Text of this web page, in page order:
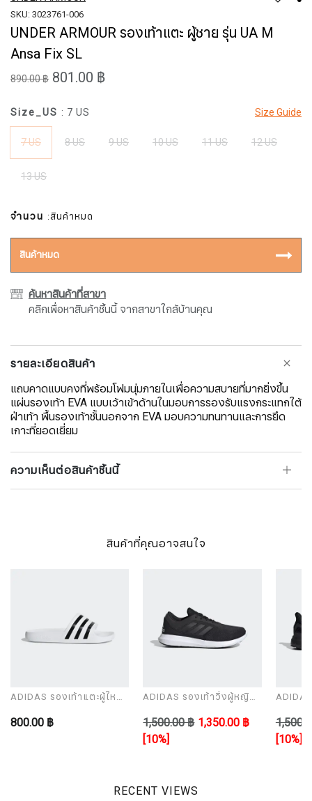
SKU: 3023761-006
UNDER ARMOUR รองเท้าแตะ ผู้ชาย รุ่น UA M
Ansa Fix SL
890.00 ฿ 801.00 ฿
Size Guide
Size_US : 7 US
7 US 8 US 9 US 10 US 11 US 12 US
13 US
จำนวน :สินค้าหมด
สินค้าหมด
ค้นหาสินค้าที่สาขา
คลิกเพื่อหาสินค้าชิ้นนี้ จากสาขาใกล้บ้านคุณ
รายละเอียดสินค้า
แถบคาดแบบคงที่พร้อมโฟมนุ่มภายในเพื่อความสบายที่มากยิ่งขึ้น
แผ่นรองเท้า EVA แบบเว้าเข้าด้านในมอบการรองรับแรงกระแทกใต้
ฝ่าเท้า พื้นรองเท้าชั้นนอกจาก EVA มอบความทนทานและการยึด
เกาะที่ยอดเยี่ยม
ความเห็นต่อสินค้าชิ้นนี้
สินค้าที่คุณอาจสนใจ
ADIDAS รองเท้าแตะผู้ใหญ่
800.00 ฿
ADIDAS รองเท้าวิ่งผู้หญิง
1,500.00 ฿ 1,350.00 ฿
[10%]
[10%]
RECENT VIEWS